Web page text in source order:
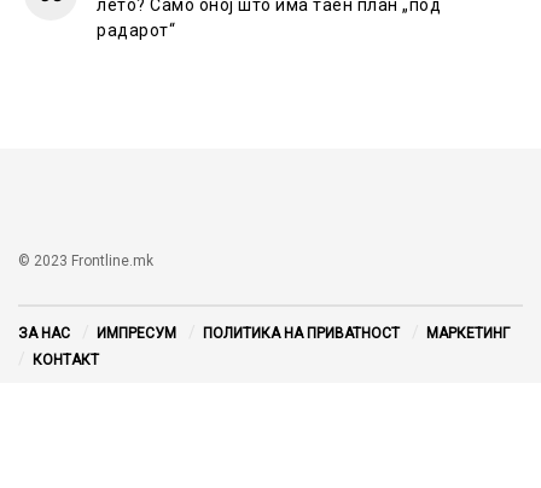
лето? Само оној што има таен план „под
радарот“
© 2023 Frontline.mk
ЗА НАС ИМПРЕСУМ ПОЛИТИКА НА ПРИВАТНОСТ
МАРКЕТИНГ
КОНТАКТ